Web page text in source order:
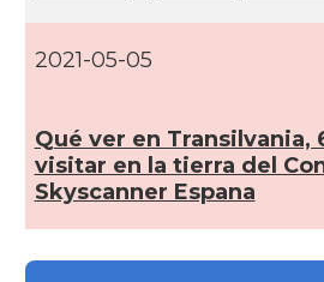
2021-05-05
Qué ver en Transilvania,
visitar en la tierra del
Skyscanner Espana